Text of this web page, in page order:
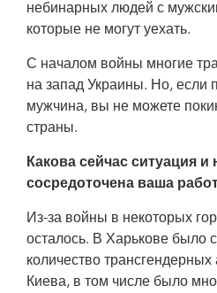
небинарных людей с
которые не могут уехать.
С началом войны многие
на запад Украины. Но, если
мужчина, вы не можете
страны.
Какова сейчас ситуация и
сосредоточена ваша
Из-за войны в некоторых
осталось. В Харькове было
количество трансгендерных
Киева, в том числе было